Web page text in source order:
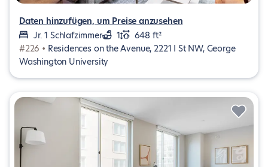
Daten hinzufügen, um Preise anzusehen
Jr. 1 Schlafzimmer
1
648 ft²
#226 • Residences on the Avenue, 2221 I St NW, George
Washington University